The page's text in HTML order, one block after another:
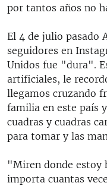
por tantos años no
El 4 de julio pasado
seguidores en
Unidos fue "dura".
artificiales, le
llegamos cruzando
familia en este país
cuadras y cuadras
para tomar y las
"Miren donde estoy
importa cuantas